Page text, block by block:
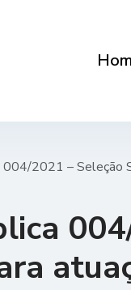
004/2021 – Seleção